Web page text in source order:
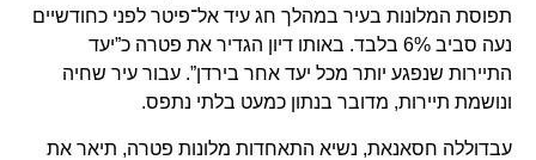
תפוסת המלונות בעיר במהלך חג עיד אל־פיטר לפני כחודשיים
נעה סביב 6% בלבד. באותו דיון הגדיר את פטרה כ”יעד
התיירות שנפגע יותר מכל יעד אחר בירדן”. עבור עיר שחיה
ונושמת תיירות, מדובר בנתון כמעט בלתי נתפס.
עבדוללה חסאנאת, נשיא התאחדות מלונות פטרה, תיאר את